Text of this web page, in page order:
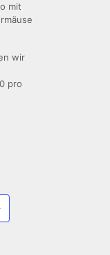
mit
wir
pro